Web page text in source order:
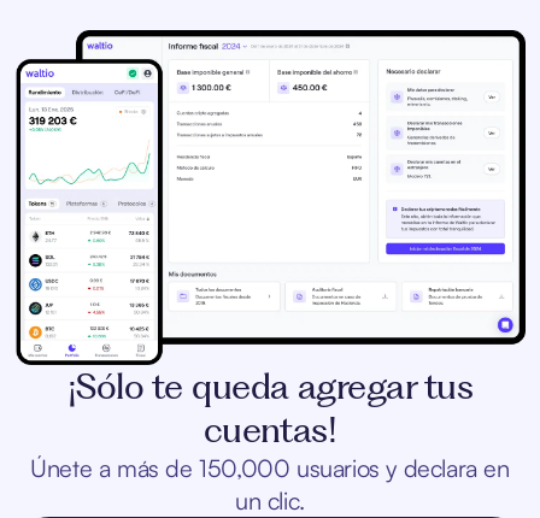
¡Sólo te queda agregar tus
cuentas!
Únete a más de 150,000 usuarios y declara en
un clic.